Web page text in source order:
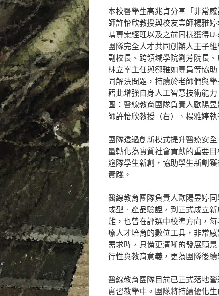
本校醫學生高兆貞分享「非常
師許怡欣教授與校友業師楊雅
晴專案經理以及之前同樣獲得
團隊完全人才共同創辦人王子
副校長、跨領域學院劉芳院長
林立峯主任與鄒雅如專員等協
同解決問題，持續於老師們與
藉此增強自身人工智慧技術能
圖：醫線教育團隊負責人歐陽
師許怡欣教授（右）、楊雅婷執
團隊透過創新模式提升醫療安
量轉化為實質社會貢獻的重要
逾隊學生新創，協助學生新創
實踐。
醫線教育團隊負責人歐陽昱婷
成型、產品驗證，到正式成立
難，也曾在評選中校準方向，
療人才培育的數位工具，非常
需求時，具備更清晰的發展願
行性與教育意義，更為團隊後續
醫線教育團隊目前已正式落地
實習教學中。團隊將持續優化